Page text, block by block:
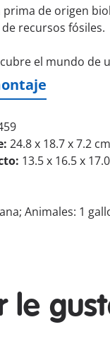
de origen
recursos fósiles.
el mundo
24.8 x 18.7 x 7.2 cm
13.5 x 16.5 x
Animales: 1
le